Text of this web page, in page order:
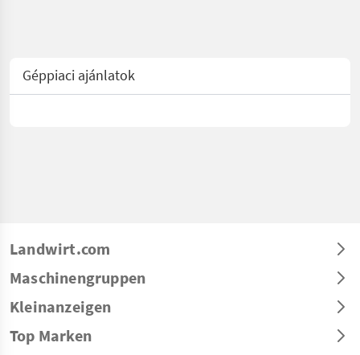
Géppiaci ajánlatok
Landwirt.com
Maschinengruppen
Kleinanzeigen
Top Marken